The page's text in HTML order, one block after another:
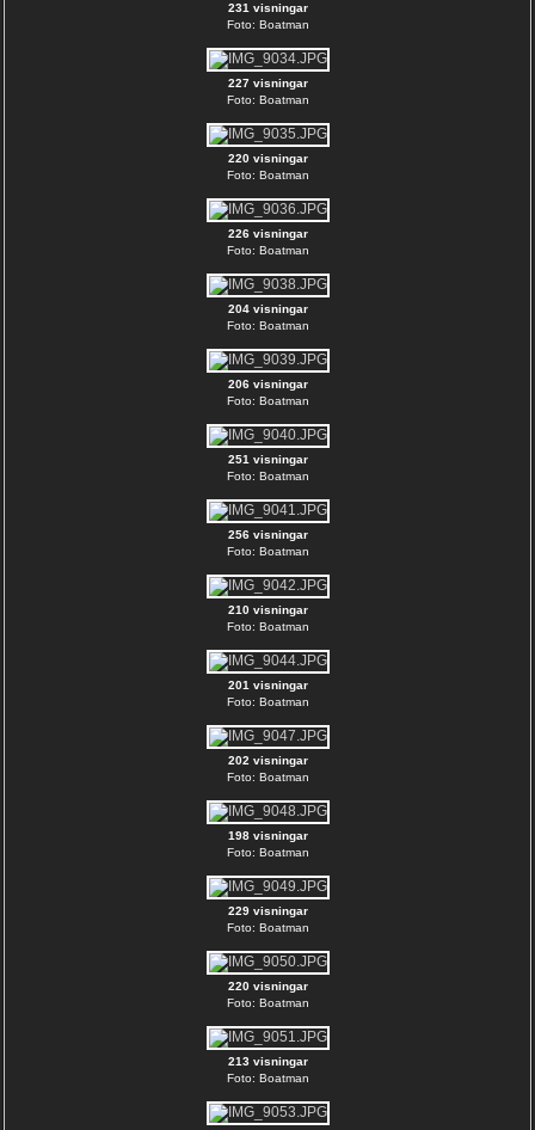
231 visningar
Foto: Boatman
227 visningar
Foto: Boatman
220 visningar
Foto: Boatman
226 visningar
Foto: Boatman
204 visningar
Foto: Boatman
206 visningar
Foto: Boatman
251 visningar
Foto: Boatman
256 visningar
Foto: Boatman
210 visningar
Foto: Boatman
201 visningar
Foto: Boatman
202 visningar
Foto: Boatman
198 visningar
Foto: Boatman
229 visningar
Foto: Boatman
220 visningar
Foto: Boatman
213 visningar
Foto: Boatman